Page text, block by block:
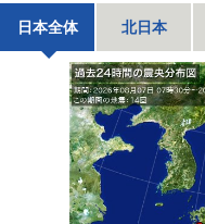
日本全体 北日本